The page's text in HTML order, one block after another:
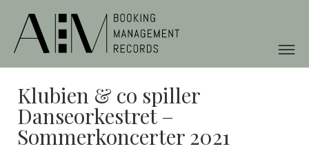
Klubien & co spiller
Danseorkestret –
Sommerkoncerter 2021